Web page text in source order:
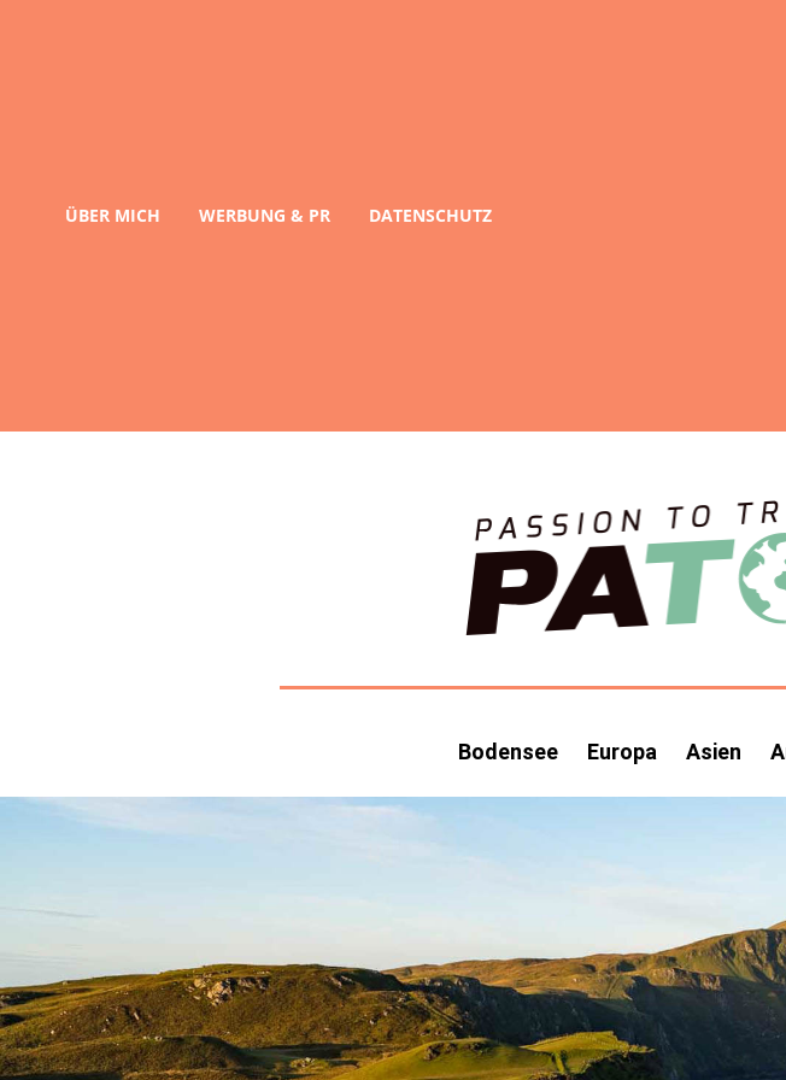
ÜBER MICH WERBUNG & PR DATENSCHUTZ
Bodensee Europa Asien